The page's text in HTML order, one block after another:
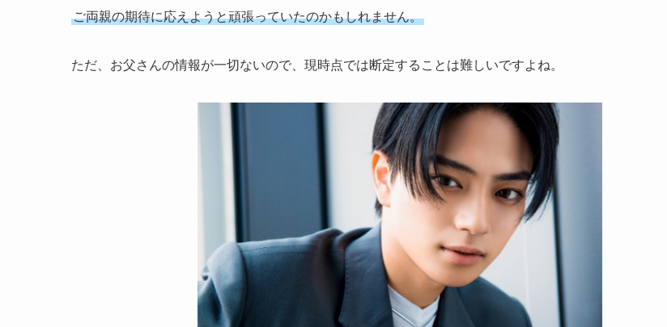
ご両親の期待に応えようと頑張っていたのかもしれません。
ただ、お父さんの情報が一切ないので、現時点では断定することは難しいですよね。